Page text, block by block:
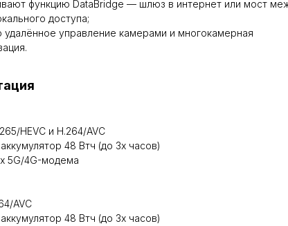
функцию DataBridge — шлюз в интернет или мост
доступа;
удалённое управление камерами и многокамерная
HEVC и H.264/AVC
48 Втч (до 3х часов)
5G/4G-модема
AVC
48 Втч (до 3х часов)